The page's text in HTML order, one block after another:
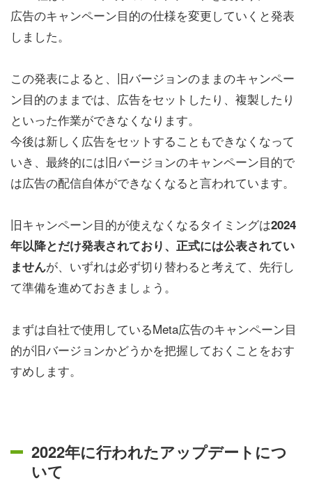
広告のキャンペーン目的の仕様を変更していくと発表
しました。
この発表によると、旧バージョンのままのキャンペー
ン目的のままでは、広告をセットしたり、複製したり
といった作業ができなくなります。
今後は新しく広告をセットすることもできなくなって
いき、最終的には旧バージョンのキャンペーン目的で
は広告の配信自体ができなくなると言われています。
旧キャンペーン目的が使えなくなるタイミングは2024
年以降とだけ発表されており、正式には公表されてい
ませんが、いずれは必ず切り替わると考えて、先行し
て準備を進めておきましょう。
まずは自社で使用しているMeta広告のキャンペーン目
的が旧バージョンかどうかを把握しておくことをおす
すめします。
2022年に行われたアップデートにつ
いて